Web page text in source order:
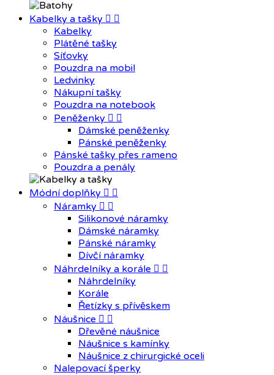
Kabelky a tašky  
Kabelky
Plátěné tašky
Síťovky
Pouzdra na mobil
Ledvinky
Nákupní tašky
Pouzdra na notebook
Peněženky  
Dámské peněženky
Pánské peněženky
Pánské tašky přes rameno
Pouzdra a penály
Módní doplňky  
Náramky  
Silikonové náramky
Dámské náramky
Pánské náramky
Dívčí náramky
Náhrdelníky a korále  
Náhrdelníky
Korále
Řetízky s přívěskem
Náušnice  
Dřevěné náušnice
Náušnice s kamínky
Náušnice z chirurgické oceli
Nalepovací šperky